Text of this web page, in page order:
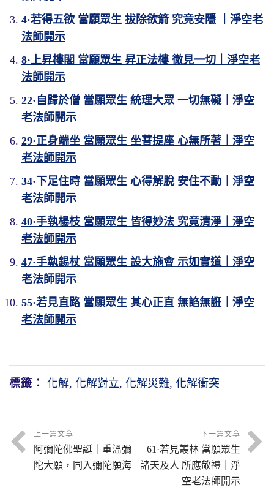
4·若得五欲 當願眾生 拔除欲箭 究竟安隱 ｜淨空老
法師開示
8·上昇樓閣 當願眾生 昇正法樓 徹見一切｜淨空老
法師開示
22·自歸於僧 當願眾生 統理大眾 一切無礙｜淨空
老法師開示
29·正身端坐 當願眾生 坐菩提座 心無所著｜淨空
老法師開示
34·下足住時 當願眾生 心得解脫 安住不動｜淨空
老法師開示
40·手執楊枝 當願眾生 皆得妙法 究竟清淨｜淨空
老法師開示
47·手執錫杖 當願眾生 設大施會 示如實道｜淨空
老法師開示
55·若見直路 當願眾生 其心正直 無諂無誑｜淨空
老法師開示
標籤： 化解, 化解對立, 化解災難, 化解衝突
上一篇文章
阿彌陀佛聖誕｜重溫彌
陀大願，同入彌陀願海
下一篇文章
61·若見叢林 當願眾生
諸天及人 所應敬禮｜淨
空老法師開示